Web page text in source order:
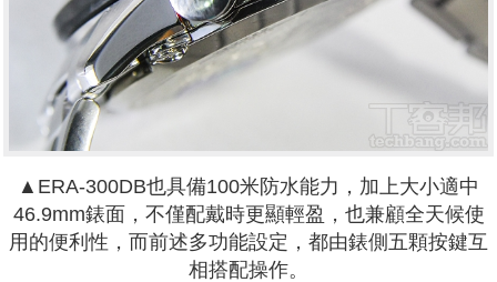
▲ERA-300DB也具備100米防水能力，加上大小適中
46.9mm錶面，不僅配戴時更顯輕盈，也兼顧全天候使
用的便利性，而前述多功能設定，都由錶側五顆按鍵互
相搭配操作。